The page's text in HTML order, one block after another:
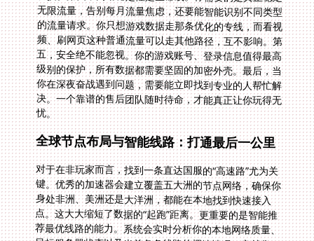
忧。
全球节点布局与智能线路：打通最后一公里
对于在非玩家而言，找到一条直达国服的“高速路”尤为关
键。优秀的加速器会建立覆盖五大洲的节点网络，确保你
身处非洲、美洲还是大洋洲，都能在本地找到快速接入
点。这大大缩短了数据的“起跑”距离。更重要的是智能推
荐最优线路的能力。系统会实时分析你的本地网络质量、
目标服务器状态以及当前各条线路的拥堵情况。它就像一
个经验丰富的导航员，不断为你避开拥堵，选择那一条真
正能把你数据最快送达国服大门的道路。这种动态优化的